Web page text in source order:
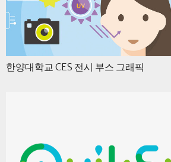
한양대학교 CES 전시 부스 그래픽